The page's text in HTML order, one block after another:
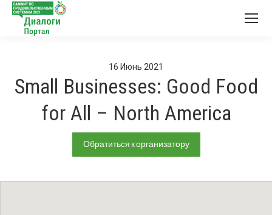
16 Июнь 2021
Small Businesses: Good Food
for All – North America
Обратиться к организатору